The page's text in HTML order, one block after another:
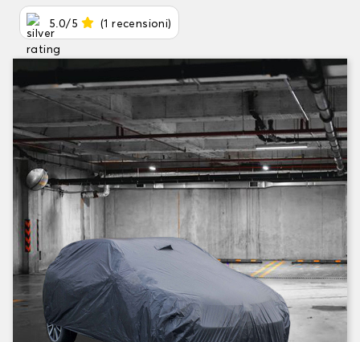
5.0/5 (1 recensioni)